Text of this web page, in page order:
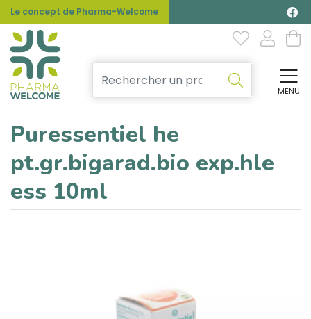
Le concept de Pharma-Welcome
MENU
Puressentiel he
pt.gr.bigarad.bio exp.hle
ess 10ml